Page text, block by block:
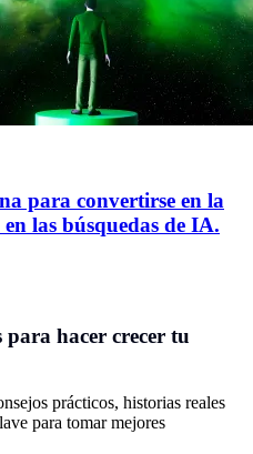
para convertirse en la
las búsquedas de IA.
para hacer crecer tu
prácticos, historias reales
para tomar mejores